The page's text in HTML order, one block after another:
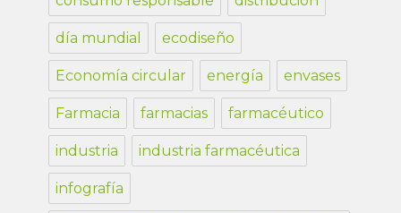
día mundial ecodiseño
Economía circular energía envases
Farmacia farmacias farmacéutico
industria industria farmacéutica
infografía